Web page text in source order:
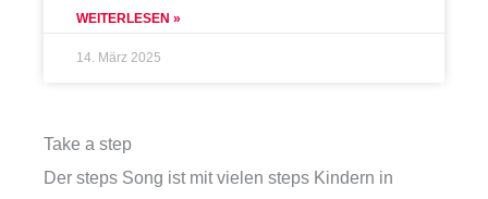
WEITERLESEN »
14. März 2025
Take a step
Der steps Song ist mit vielen steps Kindern in